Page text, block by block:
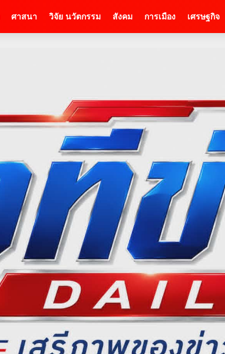
ศาสนา วิจัย นวัตกรรม สังคม การเมือง เศรษฐกิจ